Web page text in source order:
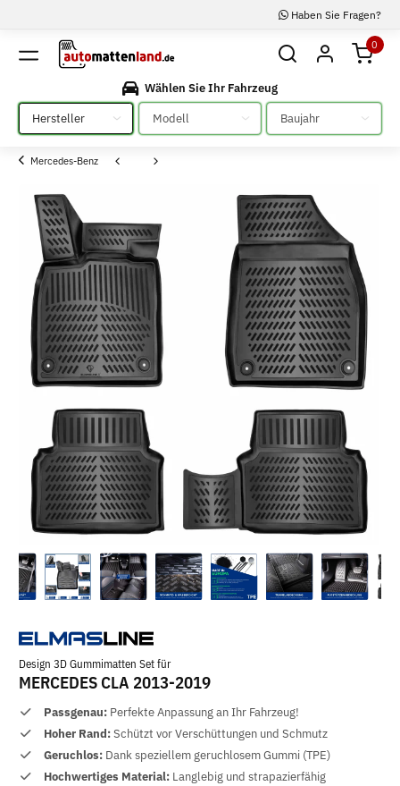
Haben Sie Fragen?
0
Wählen Sie Ihr Fahrzeug
Bitte auswählen
Bitte auswählen Bitte auswählen
Mercedes-Benz
Design 3D Gummimatten Set für
MERCEDES CLA 2013-2019
Passgenau: Perfekte Anpassung an Ihr Fahrzeug!
Hoher Rand:Schützt vor Verschüttungen und Schmutz
Geruchlos: Dank speziellem geruchlosem Gummi (TPE)
Hochwertiges Material: Langlebig und strapazierfähig